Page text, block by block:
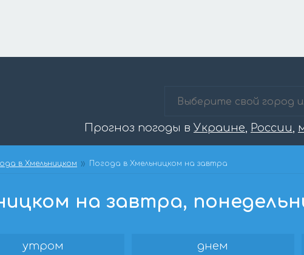
Прогноз погоды в Украине, России,
в Хмельницком Погода в Хмельницком на завтра
на завтра,
утром днем